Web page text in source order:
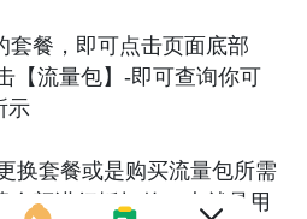
套餐，即可点击页面底部
【流量包】-即可查询你可
示
换套餐或是购买流量包所需
余额进行抵扣的（也就是用